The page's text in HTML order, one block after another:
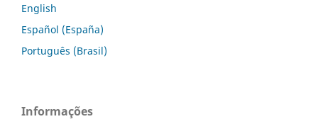
English
Español (España)
Português (Brasil)
Informações